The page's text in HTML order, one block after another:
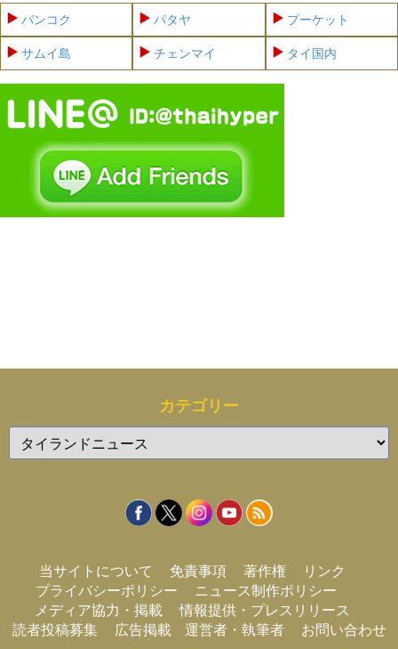
バンコク パタヤ プーケット
サムイ島 チェンマイ タイ国内
カテゴリー
テ
当サイトについて 免責事項 著作権
リンク
プライバシーポリシー
ニュース制作ポリシー
メディア協力・掲載
情報提供・プレスリリース
読者投稿募集
広告掲載 運営者・執筆者 お問い合わせ